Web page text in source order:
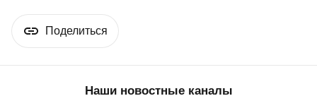
Поделиться
Наши новостные каналы